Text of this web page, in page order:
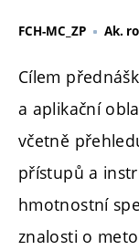
FCH-MC_ZP Ak.
Cílem
a aplikační
včetně
přístupů a
hmotnostní
znalosti o